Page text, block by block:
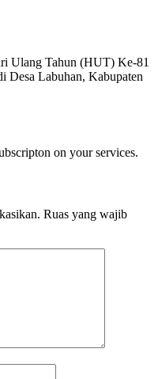
Ulang Tahun (HUT) Ke-81
Desa Labuhan, Kabupaten
on your services.
Ruas yang wajib